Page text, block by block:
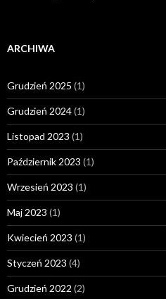
ARCHIWA
Grudzień 2025 (1)
Grudzień 2024(1)
Listopad 2023 (1)
Październik 2023 (1)
Wrzesień 2023 (1)
Maj 2023 (1)
Kwiecień 2023 (1)
Styczeń 2023 (4)
Grudzień 2022 (2)